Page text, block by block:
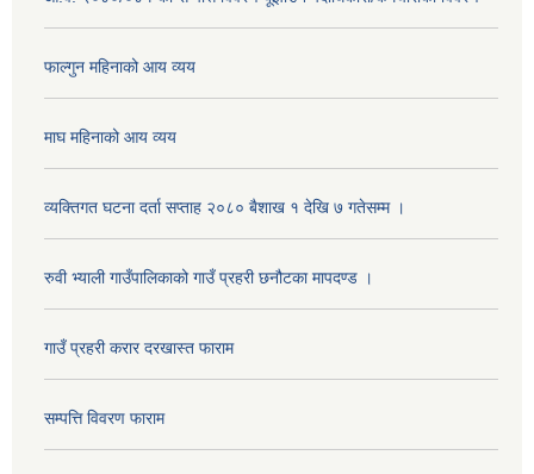
फाल्गुन महिनाको आय व्यय
माघ महिनाको आय व्यय
व्यक्तिगत घटना दर्ता सप्ताह २०८० बैशाख १ देखि ७ गतेसम्म ।
रुवी भ्याली गाउँपालिकाको गाउँ प्रहरी छनौटका मापदण्ड ।
गाउँ प्रहरी करार दरखास्त फाराम
सम्पत्ति विवरण फाराम